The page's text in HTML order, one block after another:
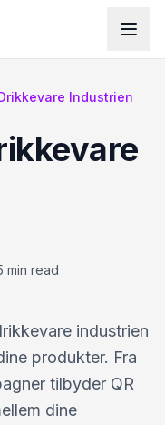
Industrien
min read
industrien
produkter. Fra
tilbyder QR
dine